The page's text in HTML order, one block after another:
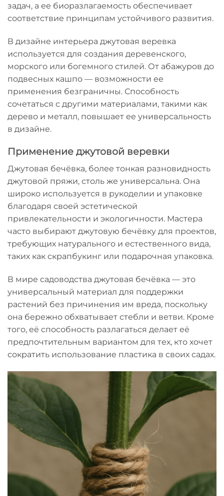
задач, а ее биоразлагаемость обеспечивает
соответствие принципам устойчивого развития.
В дизайне интерьера джутовая веревка
используется для создания деревенского,
морского или богемного стилей. От абажуров до
подвесных кашпо — возможности ее
применения безграничны. Способность
сочетаться с другими материалами, такими как
дерево и металл, повышает ее универсальность
в дизайне.
Применение джутовой веревки
Джутовая бечёвка, более тонкая разновидность
джутовой пряжи, столь же универсальна. Она
широко используется в рукоделии и упаковке
благодаря своей эстетической
привлекательности и экологичности. Мастера
часто выбирают джутовую бечёвку для проектов,
требующих натурального и естественного вида,
таких как скрапбукинг или подарочная упаковка.
В мире садоводства джутовая бечёвка — это
универсальный материал для поддержки
растений без причинения им вреда, поскольку
она бережно обхватывает стебли и ветви. Кроме
того, её способность разлагаться делает её
предпочтительным вариантом для тех, кто хочет
сократить использование пластика в своих садах.